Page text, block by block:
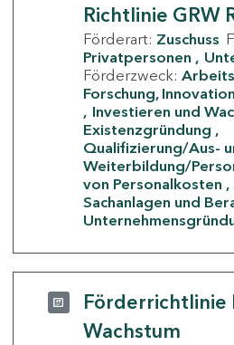
Richtlinie GRW
Förderart: Zuschuss
Privatpersonen
Förderzweck:
Forschung,
Investieren und
Existenzgründung
Qualifizierung/Aus-
Weiterbildung/
von Personalkosten
Sachanlagen und
Förderrichtlinie
Wachstum